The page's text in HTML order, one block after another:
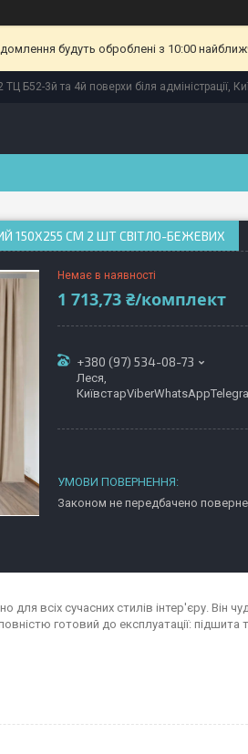
будуть оброблені з 10:00
Б52-3й та 4й поверхи біля адміністрації,
150Х255 СМ 2 ШТ СВІТЛО-БЕЖЕВИХ
Немає в наявності
1 713,73 ₴/комплект
+380 (97) 534-08-73
Леся,
Законом не передбачено
для всіх сучасних стилів інтер'єру. Він
готовий до експлуатації: підшита